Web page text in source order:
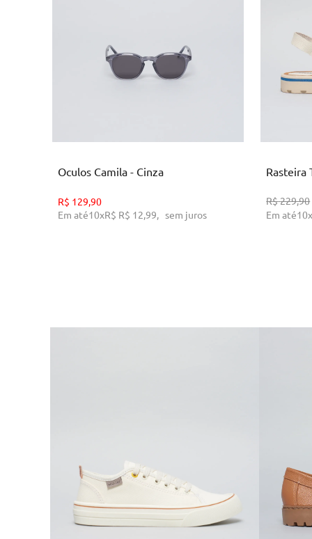
Oculos Camila - Cinza
R$ 129,90
Em até10xR$ R$ 12,99, sem juros
Rasteira
R$229,90
Em até10